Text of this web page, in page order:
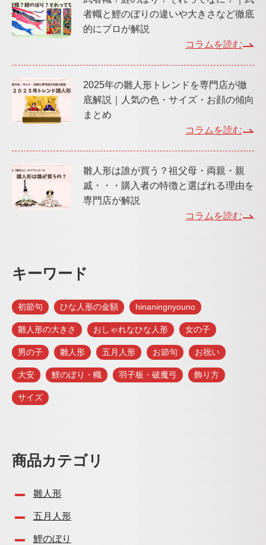
者幟と鯉のぼりの違いや大きさなど徹底
的にプロが解説
コラムを読む
2025年の雛人形トレンドを専門店が徹
底解説｜人気の色・サイズ・お顔の傾向
まとめ
コラムを読む
雛人形は誰が買う？祖父母・両親・親
戚・・・購入者の特徴と選ばれる理由を
専門店が解説
コラムを読む
キーワード
初節句 ひな人形の金額 hinaningnyouno
雛人形の大きさ おしゃれなひな人形 女の子
男の子 雛人形 五月人形 お節句 お祝い
大安 鯉のぼり・幟 羽子板・破魔弓 飾り方
サイズ
商品カテゴリ
雛人形
五月人形
鯉のぼり